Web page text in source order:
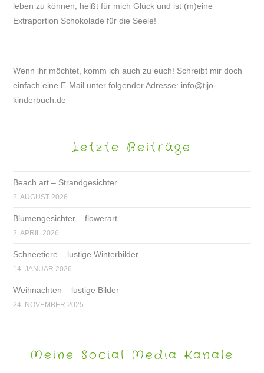
leben zu können, heißt für mich Glück und ist (m)eine
Extraportion Schokolade für die Seele!
Wenn ihr möchtet, komm ich auch zu euch! Schreibt mir doch
einfach eine E-Mail unter folgender Adresse: info@tijo-
kinderbuch.de
Letzte Beiträge
Beach art – Strandgesichter
2. AUGUST 2026
Blumengesichter – flowerart
2. APRIL 2026
Schneetiere – lustige Winterbilder
14. JANUAR 2026
Weihnachten – lustige Bilder
24. NOVEMBER 2025
Meine Social Media Kanäle